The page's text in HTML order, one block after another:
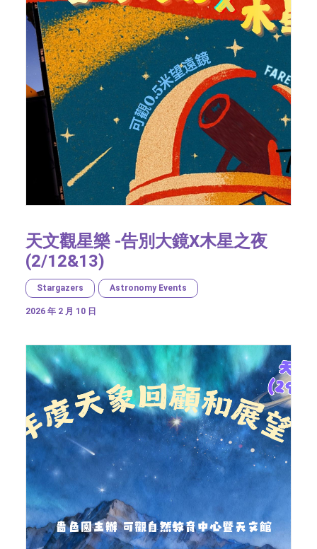
天文觀星樂 -告別大鏡X木星之夜
(2/12&13)
Stargazers Astronomy Events
2026 年 2 月 10 日